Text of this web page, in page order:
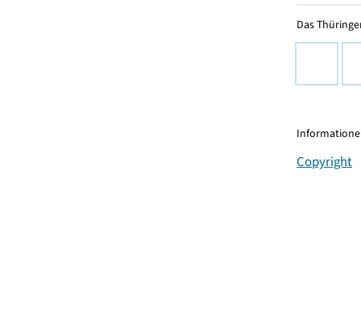
Das
Copyright